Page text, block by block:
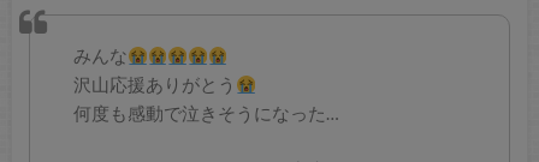
みんな
沢山応援ありがとう
何度も感動で泣きそうになった…